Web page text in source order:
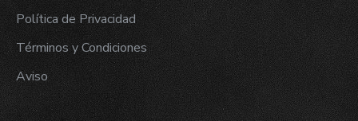
Política de Privacidad
Términos y Condiciones
Aviso